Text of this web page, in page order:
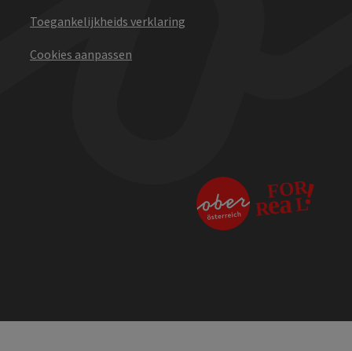
Toegankelijkheids verklaring
Cookies aanpassen